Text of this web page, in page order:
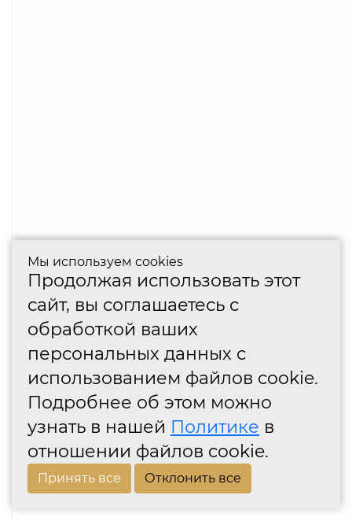
Мы используем cookies
Продолжая использовать этот
сайт, вы соглашаетесь с
обработкой ваших
персональных данных с
использованием файлов cookie.
Подробнее об этом можно
узнать в нашей Политике в
отношении файлов cookie.
Принять все Отклонить все